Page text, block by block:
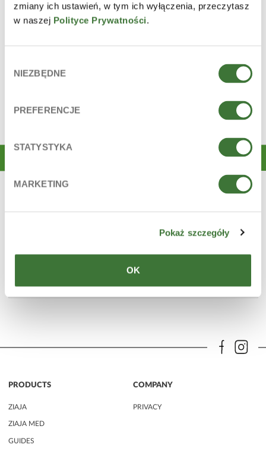
zmiany ich ustawień, w tym ich wyłączenia, przeczytasz
w naszej Polityce Prywatności.
zgody
NIEZBĘDNE
PREFERENCJE
STATYSTYKA
MARKETING
Pokaż szczegóły
OK
LINE ziaja baby & kids
PRODUCTS
ZIAJA
ZIAJA MED
GUIDES
COMPANY
PRIVACY